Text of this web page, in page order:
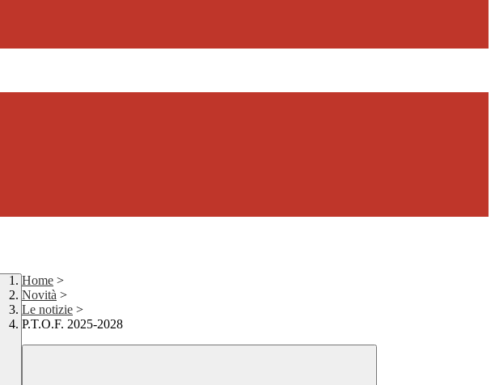
Home >
Novità >
Le notizie >
P.T.O.F. 2025-2028